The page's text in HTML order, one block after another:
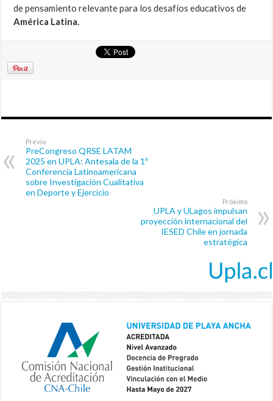
de pensamiento relevante para los desafíos educativos de
América Latina.
Previo
PreCongreso QRSE LATAM
2025 en UPLA: Antesala de la 1ª
Conferencia Latinoamericana
sobre Investigación Cualitativa
en Deporte y Ejercicio
Próximo
UPLA y ULagos impulsan
proyección internacional del
IESED Chile en jornada
estratégica